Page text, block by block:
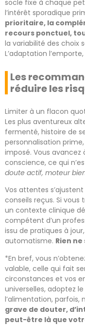
socle fixe à chaque
l’intérêt sporadique
prioritaire, la
recours ponctuel,
la variabilité des choix
L’adaptation
Les
réduire les
Limiter à un flacon
Les plus aventureux
fermenté, histoire de
personnalisation
imposé. Vous
conscience, ce qui
doute actif, moteur
Vos attentes
conseils reçus. Si
un contexte clinique
compétent d’un
issu de pratiques à
automatisme. Rien
*En bref, vous
valable, celle qui fait
circonstances et vos
universelles, adoptez
l’alimentation, parfois,
grave de douter,
peut-être là que